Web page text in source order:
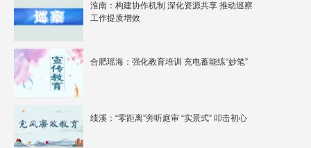
淮南：构建协作机制 深化资源共享 推动巡察
工作提质增效
合肥瑶海：强化教育培训 充电蓄能练“妙笔”
绩溪：“零距离”旁听庭审 “实景式” 叩击初心